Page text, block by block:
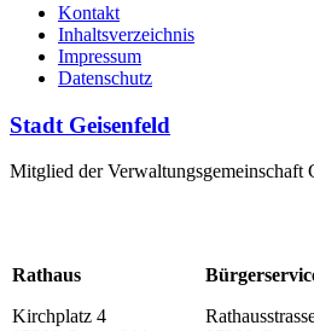
Kontakt
Inhaltsverzeichnis
Impressum
Datenschutz
Stadt Geisenfeld
Mitglied der Verwaltungsgemeinschaft
Rathaus
Kirchplatz 4